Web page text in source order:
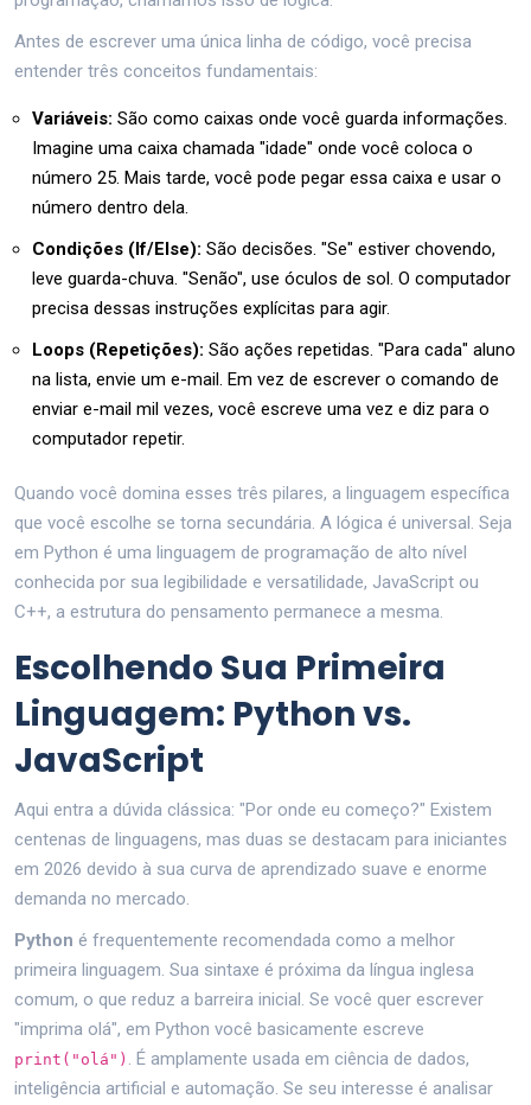
Antes de escrever uma única linha de código, você precisa
entender três conceitos fundamentais:
Variáveis: São como caixas onde você guarda informações.
Imagine uma caixa chamada "idade" onde você coloca o
número 25. Mais tarde, você pode pegar essa caixa e usar o
número dentro dela.
Condições (If/Else): São decisões. "Se" estiver chovendo,
leve guarda-chuva. "Senão", use óculos de sol. O computador
precisa dessas instruções explícitas para agir.
Loops (Repetições): São ações repetidas. "Para cada" aluno
na lista, envie um e-mail. Em vez de escrever o comando de
enviar e-mail mil vezes, você escreve uma vez e diz para o
computador repetir.
Quando você domina esses três pilares, a linguagem específica
que você escolhe se torna secundária. A lógica é universal. Seja
em Python é uma linguagem de programação de alto nível
conhecida por sua legibilidade e versatilidade, JavaScript ou
C++, a estrutura do pensamento permanece a mesma.
Escolhendo Sua Primeira
Linguagem: Python vs.
JavaScript
Aqui entra a dúvida clássica: "Por onde eu começo?" Existem
centenas de linguagens, mas duas se destacam para iniciantes
em 2026 devido à sua curva de aprendizado suave e enorme
demanda no mercado.
Python é frequentemente recomendada como a melhor
primeira linguagem. Sua sintaxe é próxima da língua inglesa
comum, o que reduz a barreira inicial. Se você quer escrever
"imprima olá", em Python você basicamente escreve
print("olá")
. É amplamente usada em ciência de dados,
inteligência artificial e automação. Se seu interesse é analisar